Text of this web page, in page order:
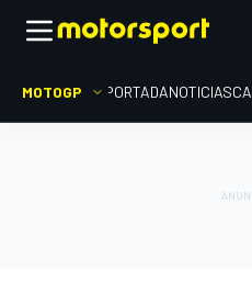
MOTOGP PORTADANOTICIAS